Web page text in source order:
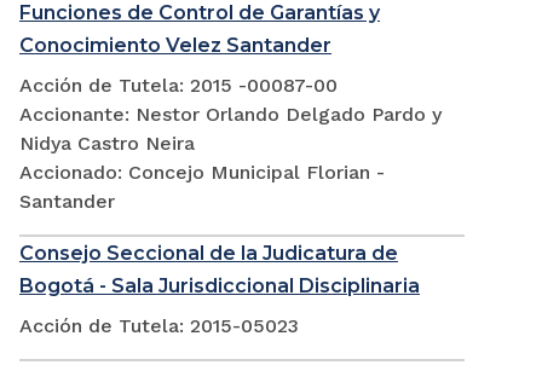
Funciones de Control de Garantías y
Conocimiento Velez Santander
Acción de Tutela: 2015 -00087-00
Accionante: Nestor Orlando Delgado Pardo y
Nidya Castro Neira
Accionado: Concejo Municipal Florian -
Santander
Consejo Seccional de la Judicatura de
Bogotá - Sala Jurisdiccional Disciplinaria
Acción de Tutela: 2015-05023